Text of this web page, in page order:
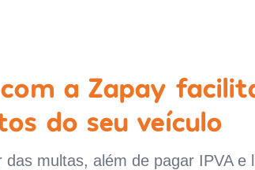
a Zapay
do seu veículo
multas, além de pagar IPVA e